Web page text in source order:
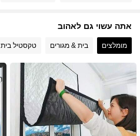
4.88 1.6K עוקבים
4.88 1.6K עוקבים
אתה עשוי גם לאהוב
מומלצים בית & מגורים טקסטיל בית